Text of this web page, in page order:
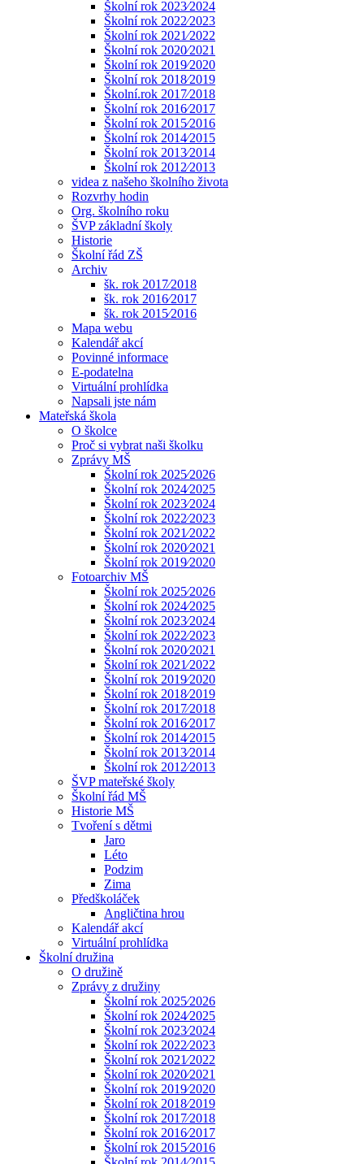
Školní rok 2023⁄2024
Školní rok 2022⁄2023
Školní rok 2021⁄2022
Školní rok 2020⁄2021
Školní rok 2019⁄2020
Školní rok 2018⁄2019
Školní.rok 2017⁄2018
Školní rok 2016⁄2017
Školní rok 2015⁄2016
Školní rok 2014⁄2015
Školní rok 2013⁄2014
Školní rok 2012⁄2013
videa z našeho školního života
Rozvrhy hodin
Org. školního roku
ŠVP základní školy
Historie
Školní řád ZŠ
Archiv
šk. rok 2017⁄2018
šk. rok 2016⁄2017
šk. rok 2015⁄2016
Mapa webu
Kalendář akcí
Povinné informace
E-podatelna
Virtuální prohlídka
Napsali jste nám
Mateřská škola
O školce
Proč si vybrat naši školku
Zprávy MŠ
Školní rok 2025⁄2026
Školní rok 2024⁄2025
Školní rok 2023⁄2024
Školní rok 2022⁄2023
Školní rok 2021⁄2022
Školní rok 2020⁄2021
Školní rok 2019⁄2020
Fotoarchiv MŠ
Školní rok 2025⁄2026
Školní rok 2024⁄2025
Školní rok 2023⁄2024
Školní rok 2022⁄2023
Školní rok 2020⁄2021
Školní rok 2021⁄2022
Školní rok 2019⁄2020
Školní rok 2018⁄2019
Školní rok 2017⁄2018
Školní rok 2016⁄2017
Školní rok 2014⁄2015
Školní rok 2013⁄2014
Školní rok 2012⁄2013
ŠVP mateřské školy
Školní řád MŠ
Historie MŠ
Tvoření s dětmi
Jaro
Léto
Podzim
Zima
Předškoláček
Angličtina hrou
Kalendář akcí
Virtuální prohlídka
Školní družina
O družině
Zprávy z družiny
Školní rok 2025⁄2026
Školní rok 2024⁄2025
Školní rok 2023⁄2024
Školní rok 2022⁄2023
Školní rok 2021⁄2022
Školní rok 2020⁄2021
Školní rok 2019⁄2020
Školní rok 2018⁄2019
Školní rok 2017⁄2018
Školní rok 2016⁄2017
Školní rok 2015⁄2016